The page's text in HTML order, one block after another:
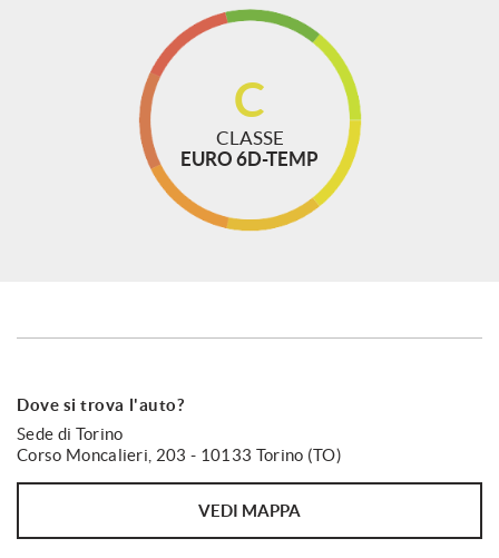
C
CLASSE
EURO 6D-TEMP
Dove si trova l'auto?
Sede di Torino
Corso Moncalieri, 203 - 10133 Torino (TO)
VEDI MAPPA